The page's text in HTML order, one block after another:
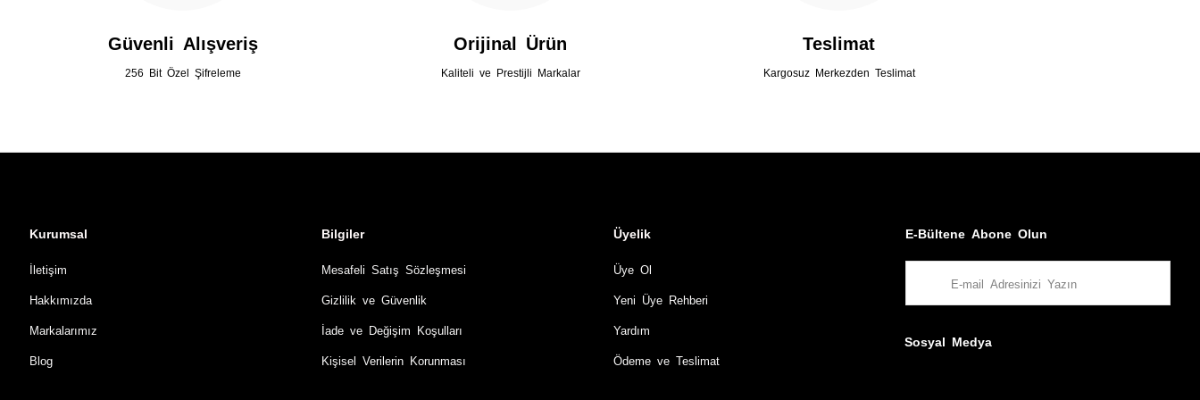
Güvenli Alışveriş
256 Bit Özel Şifreleme
Orijinal Ürün
Kaliteli ve Prestijli Markalar
Teslimat
Kargosuz Merkezden Teslimat
Kurumsal
İletişim
Hakkımızda
Markalarımız
Blog
Bilgiler
Mesafeli Satış Sözleşmesi
Gizlilik ve Güvenlik
İade ve Değişim Koşulları
Kişisel Verilerin Korunması
Üyelik
Üye Ol
Yeni Üye Rehberi
Yardım
Ödeme ve Teslimat
E-Bültene Abone Olun
Sosyal Medya